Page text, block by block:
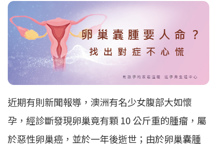
近期有則新聞報導，澳洲有名少女腹部大如懷
孕，經診斷發現卵巢竟有顆 10 公斤重的腫瘤，屬
於惡性卵巢癌，並於一年後逝世；由於卵巢囊腫